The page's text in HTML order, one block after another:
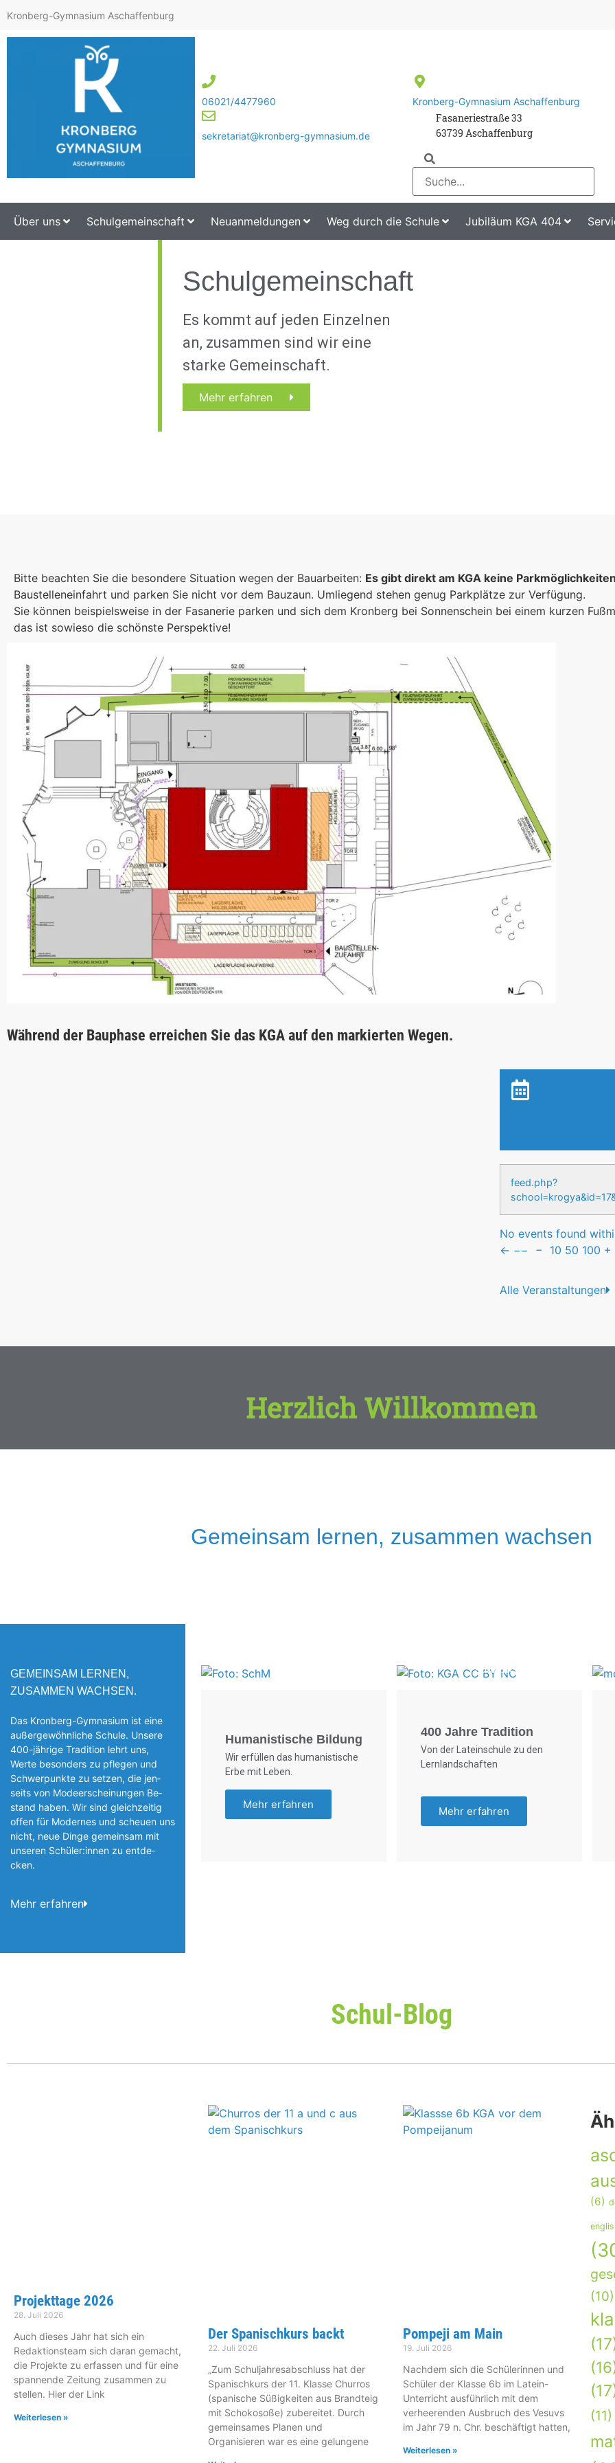
Kronberg-Gymnasium Aschaffenburg
06021/4477960
sekretariat@kronberg-gymnasium.de
Kronberg-Gymnasium Aschaffenburg
Fasaneriestraße 33
63739 Aschaffenburg
Über uns Schulgemeinschaft Neuanmeldungen Weg durch die Schule Jubiläum KGA 404
Schulgemeinschaft
Es kommt auf jeden Einzelnen
an, zusammen sind wir eine
starke Gemeinschaft.
Mehr erfahren
Bitte beachten Sie die besondere Situation wegen der Bauarbeiten: Es gibt direkt am KGA keine Parkmöglichkeiten
Baustelleneinfahrt und parken Sie nicht vor dem Bauzaun. Umliegend stehen genug Parkplätze zur Verfügung.
Sie können beispielsweise in der Fasanerie parken und sich dem Kronberg bei Sonnenschein bei einem kurzen
das ist sowieso die schönste Perspektive!
Während der Bauphase erreichen Sie das KGA auf den markierten Wegen.
feed.php?
No events found
← −− − 10 50 100 +
Alle Veranstaltungen
Herzlich Willkommen
Gemeinsam lernen, zusammen wachsen
GEMEINSAM LERNEN,
ZUSAMMEN WACHSEN.
Das Kronberg-Gymnasium ist eine
außergewöhnliche Schule. Unsere
400-jährige Tradition lehrt uns,
Werte besonders zu pflegen und
Schwerpunkte zu setzen, die jen­
seits von Modeerscheinungen Be­
stand haben. Wir sind gleichzeitig
offen für Modernes und scheuen uns
nicht, neue Dinge gemeinsam mit
unseren Schüler:innen zu entde­
cken.
Mehr erfahren
Humanistische Bildung
Wir erfüllen das humanistische
Erbe mit Leben.
Mehr erfahren
Foto: KGA CC BY NC
400 Jahre Tradition
Von der Lateinschule zu den
Lernlandschaften
Mehr erfahren
Schul-Blog
Projekttage 2026
28. Juli 2026
Auch dieses Jahr hat sich ein
Redaktionsteam sich daran gemacht,
die Projekte zu erfassen und für eine
spannende Zeitung zusammen zu
stellen. Hier der Link
Weiterlesen »
Der Spanischkurs backt
22. Juli 2026
„Zum Schuljahresabschluss hat der
Spanischkurs der 11. Klasse Churros
(spanische Süßigkeiten aus Brandteig
mit Schokosoße) zubereitet. Durch
gemeinsames Planen und
Organisieren war es eine gelungene
Pompeji am Main
19. Juli 2026
Nachdem sich die Schülerinnen und
Schüler der Klasse 6b im Latein-
Unterricht ausführlich mit dem
verheerenden Ausbruch des Vesuvs
im Jahr 79 n. Chr. beschäftigt hatten,
Weiterlesen »
(6)
(10)
(11)